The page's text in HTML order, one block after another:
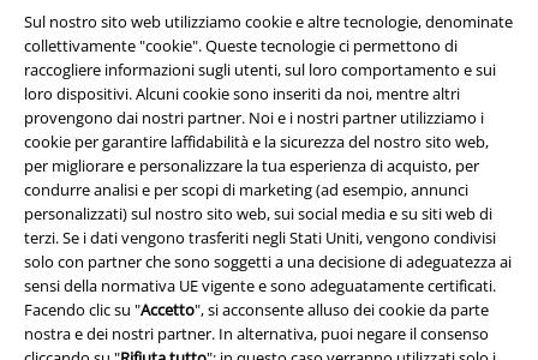
Sul nostro sito web utilizziamo cookie e altre tecnologie, denominate
collettivamente "cookie". Queste tecnologie ci permettono di
raccogliere informazioni sugli utenti, sul loro comportamento e sui
loro dispositivi. Alcuni cookie sono inseriti da noi, mentre altri
provengono dai nostri partner. Noi e i nostri partner utilizziamo i
cookie per garantire laffidabilità e la sicurezza del nostro sito web,
per migliorare e personalizzare la tua esperienza di acquisto, per
condurre analisi e per scopi di marketing (ad esempio, annunci
personalizzati) sul nostro sito web, sui social media e su siti web di
terzi. Se i dati vengono trasferiti negli Stati Uniti, vengono condivisi
solo con partner che sono soggetti a una decisione di adeguatezza ai
sensi della normativa UE vigente e sono adeguatamente certificati.
Facendo clic su "Accetto", si acconsente alluso dei cookie da parte
nostra e dei nostri partner. In alternativa, puoi negare il consenso
conoscere le tue misure e prestare attenzione alle informazioni sulle
taglie del produttore.
Posso comprare vestiti in conto vendita?
Se vuoi comprare vestiti in conto vendita, è possibile su EMP. Scegli i
tuoi articoli preferiti nel negozio online di moda e fatteli consegnare a
casa tua velocemente. Puoi pagare con diversi metodi di pagamento. A
seconda del metodo di pagamento che scegli, puoi comprare i tuoi
vestiti online in conto vendita.
Acquistare vestiti online? Alla EMP, ovviamente!
Vuoi ordinare dei vestiti che siano divertenti, di ottima qualità e che